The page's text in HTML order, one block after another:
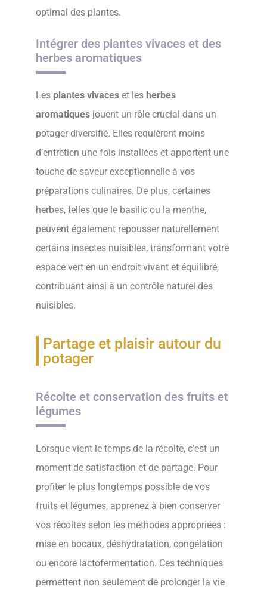
optimal des plantes.
Intégrer des plantes vivaces et des
herbes aromatiques
Les plantes vivaces et les herbes
aromatiques jouent un rôle crucial dans un
potager diversifié. Elles requièrent moins
d’entretien une fois installées et apportent une
touche de saveur exceptionnelle à vos
préparations culinaires. De plus, certaines
herbes, telles que le basilic ou la menthe,
peuvent également repousser naturellement
certains insectes nuisibles, transformant votre
espace vert en un endroit vivant et équilibré,
contribuant ainsi à un contrôle naturel des
nuisibles.
Partage et plaisir autour du
potager
Récolte et conservation des fruits et
légumes
Lorsque vient le temps de la récolte, c’est un
moment de satisfaction et de partage. Pour
profiter le plus longtemps possible de vos
fruits et légumes, apprenez à bien conserver
vos récoltes selon les méthodes appropriées :
mise en bocaux, déshydratation, congélation
ou encore lactofermentation. Ces techniques
permettent non seulement de prolonger la vie